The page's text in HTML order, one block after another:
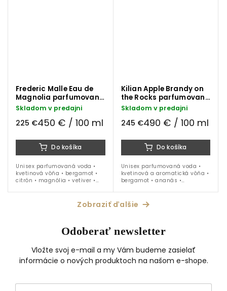
Frederic Malle Eau de
Magnolia parfumovaná
voda 50 ml
Skladom v predajni
225 €450 € / 100 ml
Do košíka
Unisex parfumovaná voda •
kvetinová vôňa • bergamot •
citrón • magnólia • vetiver •
obdobie jar - leto
Kilian Apple Brandy on
the Rocks parfumovaná
voda 50 ml
Skladom v predajni
245 €490 € / 100 ml
Do košíka
Unisex parfumovaná voda •
kvetinová a aromatická vôňa •
bergamot • ananás •
vanilka • ideálna na celoročné
nosenie
Zobraziť ďalšie
Odoberať newsletter
Vložte svoj e-mail a my Vám budeme zasielať
informácie o nových produktoch na našom e-shope.